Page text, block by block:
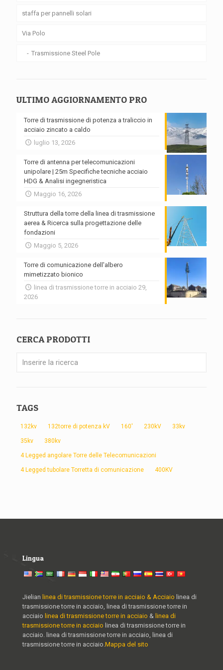
staffa per pannelli solari
Via Polo
Trasmissione Steel Pole
ULTIMO AGGIORNAMENTO PRO
Torre di trasmissione di potenza a traliccio in
acciaio zincato a caldo
luglio 13, 2026
Torre di antenna per telecomunicazioni
unipolare | 25m Specifiche tecniche acciaio
HDG & Analisi ingegneristica
Maggio 16, 2026
Struttura della torre della linea di trasmissione
aerea & Ricerca sulla progettazione delle
fondazioni
Maggio 5, 2026
Torre di comunicazione dell'albero
mimetizzato bionico
linea di trasmissione torre in acciaio 29,
2026
CERCA PRODOTTI
TAGS
132kv 132torre di potenza kV 160' 230kV 33kv
35kv 380kv
4 Legged angolare Torre delle Telecomunicazioni
4 Legged tubolare Torretta di comunicazione 400KV
Lingua
Jielian linea di trasmissione torre in acciaio & Acciaio linea di
trasmissione torre in acciaio, linea di trasmissione torre in
acciaio linea di trasmissione torre in acciaio & linea di
trasmissione torre in acciaio linea di trasmissione torre in
acciaio. linea di trasmissione torre in acciaio, linea di
trasmissione torre in acciaio. Mappa del sito